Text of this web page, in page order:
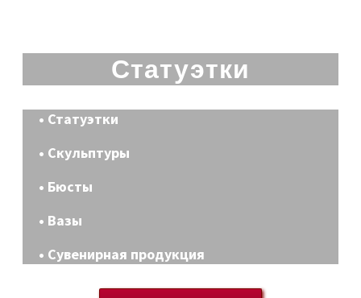
Статуэтки
• Статуэтки
• Скульптуры
• Бюсты
• Вазы
• Сувенирная продукция